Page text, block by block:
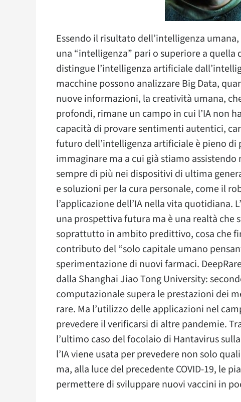
Essendo il risultato dell’intelligenza
una “intelligenza” pari o superiore a quella
distingue l’intelligenza artificiale
macchine possono analizzare Big Data,
nuove informazioni, la creatività umana,
profondi, rimane un campo in cui l’IA non
capacità di provare sentimenti autentici,
futuro dell’intelligenza artificiale è pieno di
immaginare ma a cui già stiamo assistendo
sempre di più nei dispositivi di ultima
e soluzioni per la cura personale, come il
l’applicazione dell’IA nella vita quotidiana.
una prospettiva futura ma è una realtà che
soprattutto in ambito predittivo, cosa che
contributo del “solo capitale umano
sperimentazione di nuovi farmaci.
dalla Shanghai Jiao Tong University:
computazionale supera le prestazioni dei
rare. Ma l’utilizzo delle applicazioni nel
prevedere il verificarsi di altre pandemie.
l’ultimo caso del focolaio di Hantavirus
l’IA viene usata per prevedere non solo
ma, alla luce del precedente COVID-19, le
permettere di sviluppare nuovi vaccini in